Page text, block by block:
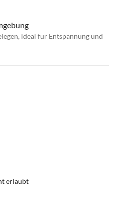
ideal für Entspannung und
erlaubt